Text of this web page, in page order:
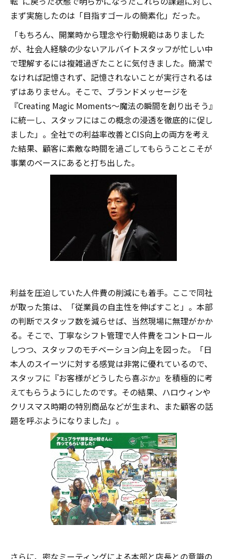
まず実施したのは「目指すゴールの簡素化」だった。
「もちろん、開業時から理念や行動規範はありました
が、社会人経験の少ないアルバイトスタッフが忙しい中
で理解するには複雑過ぎたことに気付きました。簡潔で
なければ記憶されず、記憶されないことが実行されるは
ずはありません。そこで、ブランドメッセージを
『Creating Magic Moments～魔法の瞬間を創り出そう』
に統一し、スタッフにはこの概念の浸透を徹底的に促し
ました」。全社での利益率改善とCIS向上の両方を考え
た結果、顧客に素敵な時間を過ごしてもらうことこそが
事業のベースにあると打ち出した。
利益を圧迫していた人件費の削減にも着手。ここで同社
が取った策は、「従業員の自主性を伸ばすこと」。本部
の判断でスタッフ数を減らせば、当然現場に無理がかか
る。そこで、丁寧なシフト管理で人件費をコントロール
しつつ、スタッフのモチベーション向上を図った。「日
本人のスイーツに対する感覚は非常に優れているので、
スタッフに『お客様がどうしたら喜ぶか』を積極的に考
えてもらうようにしたのです。その結果、ハロウィンや
クリスマス時期の特別商品などが生まれ、また顧客の話
題を呼ぶようになりました」。